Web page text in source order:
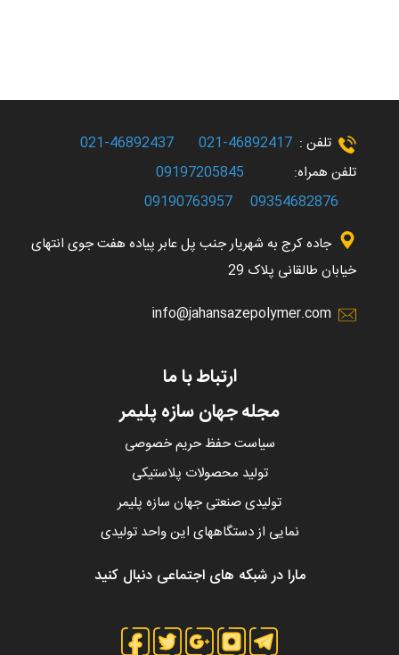
تلفن : 46892417-021
تلفن همراه:
09197205845
09354682876
09190763957
جاده کرج به شهریار جنب پل عابر پیاده هفت جوی انتهای
خیابان طالقانی پلاک 29
info@jahansazepolymer.com
ارتباط با ما
مجله جهان سازه پلیمر
سیاست حفظ حریم خصوصی
تولید محصولات پلاستیکی
تولیدی صنعتی جهان سازه پلیمر
نمایی از دستگاههای این واحد تولیدی
مارا در شبکه های اجتماعی دنبال کنید